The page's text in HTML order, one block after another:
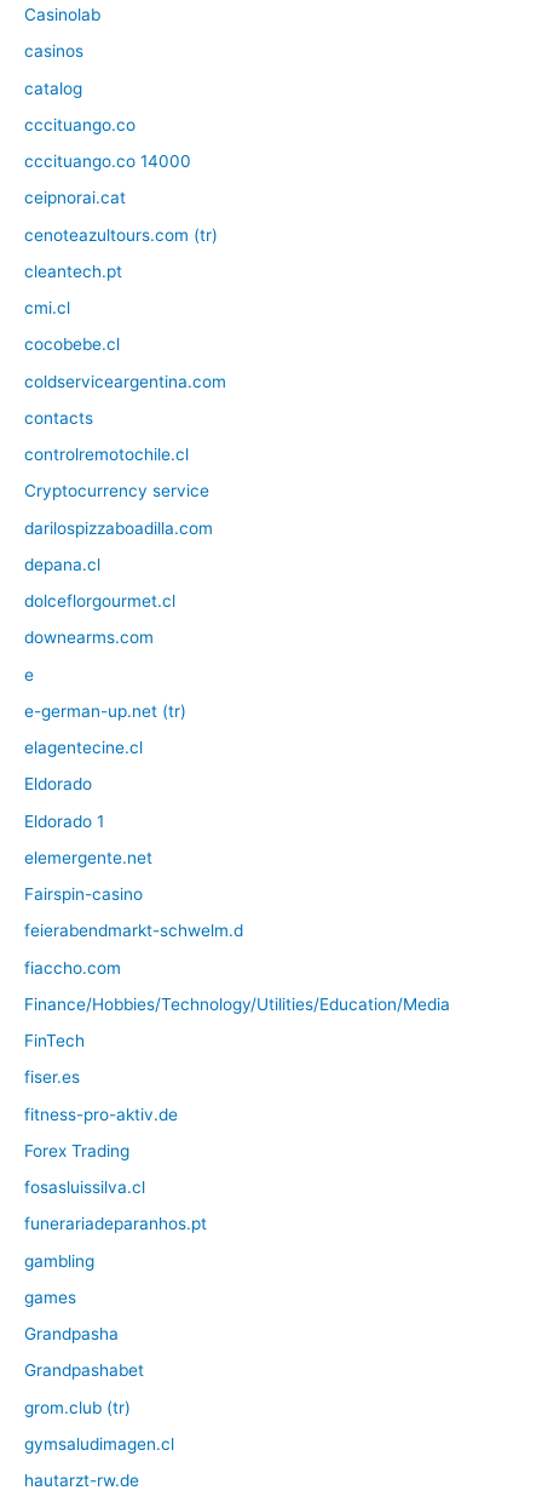
Casinolab
casinos
catalog
cccituango.co
cccituango.co 14000
ceipnorai.cat
cenoteazultours.com (tr)
cleantech.pt
cmi.cl
cocobebe.cl
coldserviceargentina.com
contacts
controlremotochile.cl
Cryptocurrency service
darilospizzaboadilla.com
depana.cl
dolceflorgourmet.cl
downearms.com
e
e-german-up.net (tr)
elagentecine.cl
Eldorado
Eldorado 1
elemergente.net
Fairspin-casino
feierabendmarkt-schwelm.d
fiaccho.com
Finance/Hobbies/Technology/Utilities/Education/Media
FinTech
fiser.es
fitness-pro-aktiv.de
Forex Trading
fosasluissilva.cl
funerariadeparanhos.pt
gambling
games
Grandpasha
Grandpashabet
grom.club (tr)
gymsaludimagen.cl
hautarzt-rw.de